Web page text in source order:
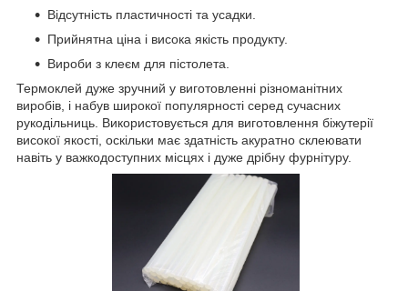
Відсутність пластичності та усадки.
Прийнятна ціна і висока якість продукту.
Вироби з клеєм для пістолета.
Термоклей дуже зручний у виготовленні різноманітних
виробів, і набув широкої популярності серед сучасних
рукодільниць. Використовується для виготовлення біжутерії
високої якості, оскільки має здатність акуратно склеювати
навіть у важкодоступних місцях і дуже дрібну фурнітуру.